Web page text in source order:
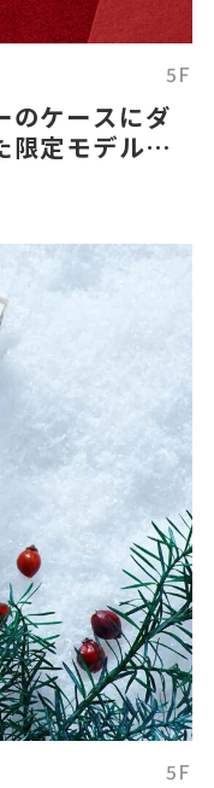
5F
のケースにダ
限定モデル新
5F